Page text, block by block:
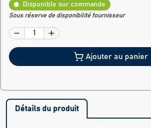
Disponible sur commande
Sous réserve de disponibilité fournisseur
Ajouter au panier
Détails du produit